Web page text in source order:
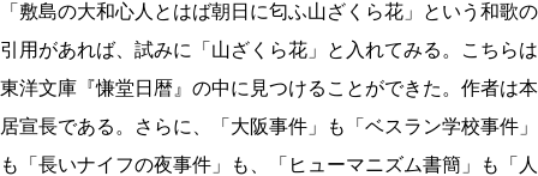
「敷島の大和心人とはば朝日に匂ふ山ざくら花」という和歌の
引用があれば、試みに「山ざくら花」と入れてみる。こちらは
東洋文庫『慊堂日暦』の中に見つけることができた。作者は本
居宣長である。さらに、「大阪事件」も「ベスラン学校事件」
も「長いナイフの夜事件」も、「ヒューマニズム書簡」も「人